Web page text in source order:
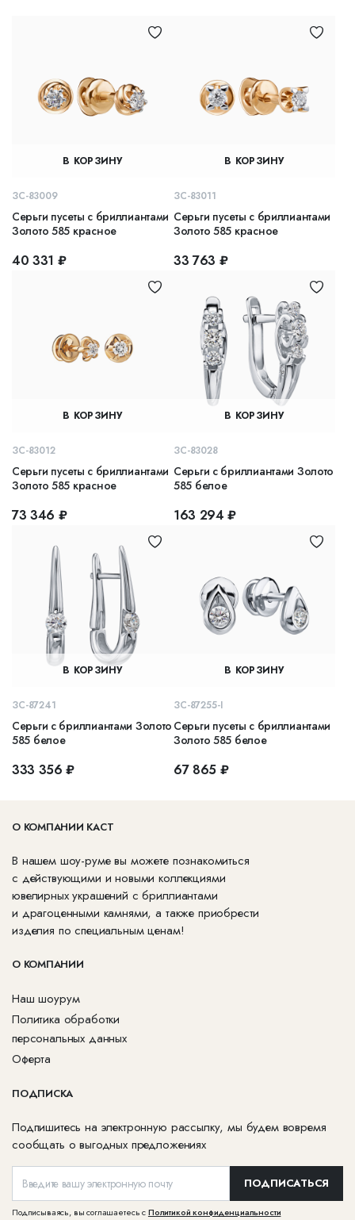
В КОРЗИНУ
ЗС-83009
Серьги пусеты с бриллиантами
Золото 585 красное
40 331 ₽
В КОРЗИНУ
ЗС-83011
Серьги пусеты с бриллиантами
Золото 585 красное
33 763 ₽
В КОРЗИНУ
ЗС-83012
Серьги пусеты с бриллиантами
Золото 585 красное
73 346 ₽
В КОРЗИНУ
ЗС-83028
Серьги с бриллиантами Золото
585 белое
163 294 ₽
В КОРЗИНУ
ЗС-87241
Серьги с бриллиантами Золото
585 белое
333 356 ₽
В КОРЗИНУ
ЗС-87255-I
Серьги пусеты с бриллиантами
Золото 585 белое
67 865 ₽
О КОМПАНИИ КАСТ
В нашем шоу-руме вы можете познакомиться
с действующими и новыми коллекциями
ювелирных украшений с бриллиантами
и драгоценными камнями, а также приобрести
изделия по специальным ценам!
О КОМПАНИИ
Наш шоурум
Политика обработки
персональных данных
Оферта
ПОДПИСКА
Подпишитесь на электронную рассылку, мы будем вовремя
сообщать о выгодных предложениях
ПОДПИСАТЬСЯ
Подписываясь, вы соглашаетесь сПолитикой конфиденциальности